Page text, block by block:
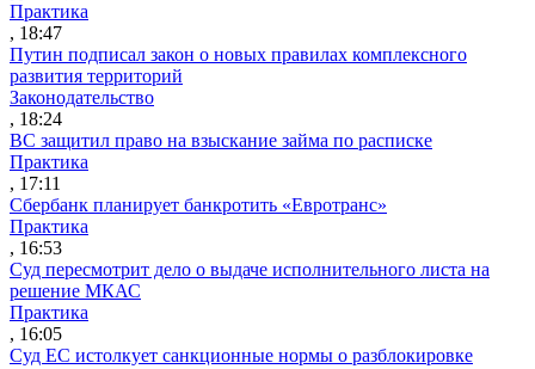
Практика
, 18:47
Путин подписал закон о новых правилах комплексного
развития территорий
Законодательство
, 18:24
ВС защитил право на взыскание займа по расписке
Практика
, 17:11
Сбербанк планирует банкротить «Евротранс»
Практика
, 16:53
Суд пересмотрит дело о выдаче исполнительного листа на
решение МКАС
Практика
, 16:05
Суд ЕС истолкует санкционные нормы о разблокировке